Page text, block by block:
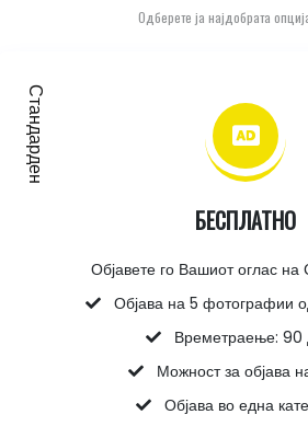
Одберете ја најдобрата
Стандарден
БЕСПЛАТНО
Објавете го Вашиот оглас на
Објава на 5 фотографии
Времетраење: 90
Можност за објава
Објава во една